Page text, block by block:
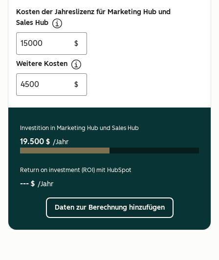
Kosten der Jahreslizenz für Marketing Hub und
Sales Hub
$
Weitere Kosten
$
Investition in Marketing Hub und Sales Hub
19.500 $ /Jahr
Return on investment (ROI) mit HubSpot
--- $ /Jahr
Daten zur Berechnung hinzufügen